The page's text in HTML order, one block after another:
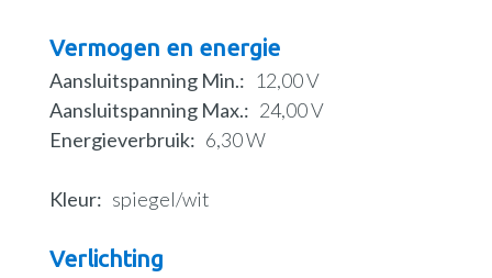
Vermogen en energie
Aansluitspanning Min.
12,00 V
Aansluitspanning Max.
24,00 V
Energieverbruik
6,30 W
Kleur spiegel/wit
Verlichting